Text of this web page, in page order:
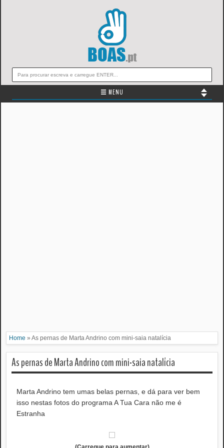
☰ MENU
Home » As pernas de Marta Andrino com mini-saia natalícia
As pernas de Marta Andrino com mini-saia natalícia
Marta Andrino tem umas belas pernas, e dá para ver bem
isso nestas fotos do programa A Tua Cara não me é
Estranha